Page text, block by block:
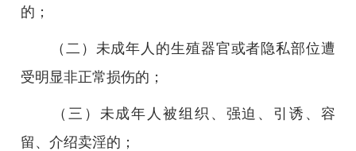
的；
（二）未成年人的生殖器官或者隐私部位遭
受明显非正常损伤的；
（三）未成年人被组织、强迫、引诱、容
留、介绍卖淫的；